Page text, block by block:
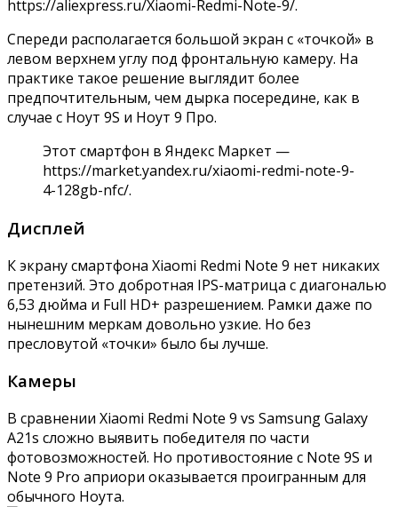
https://aliexpress.ru/Xiaomi-Redmi-Note-9/.
Спереди располагается большой экран с «точкой» в
левом верхнем углу под фронтальную камеру. На
практике такое решение выглядит более
предпочтительным, чем дырка посередине, как в
случае с Ноут 9S и Ноут 9 Про.
Этот смартфон в Яндекс Маркет —
https://market.yandex.ru/xiaomi-redmi-note-9-
4-128gb-nfc/.
Дисплей
К экрану смартфона Xiaomi Redmi Note 9 нет никаких
претензий. Это добротная IPS-матрица с диагональю
6,53 дюйма и Full HD+ разрешением. Рамки даже по
нынешним меркам довольно узкие. Но без
пресловутой «точки» было бы лучше.
Камеры
В сравнении Xiaomi Redmi Note 9 vs Samsung Galaxy
A21s сложно выявить победителя по части
фотовозможностей. Но противостояние с Note 9S и
Note 9 Pro априори оказывается проигранным для
обычного Ноута.